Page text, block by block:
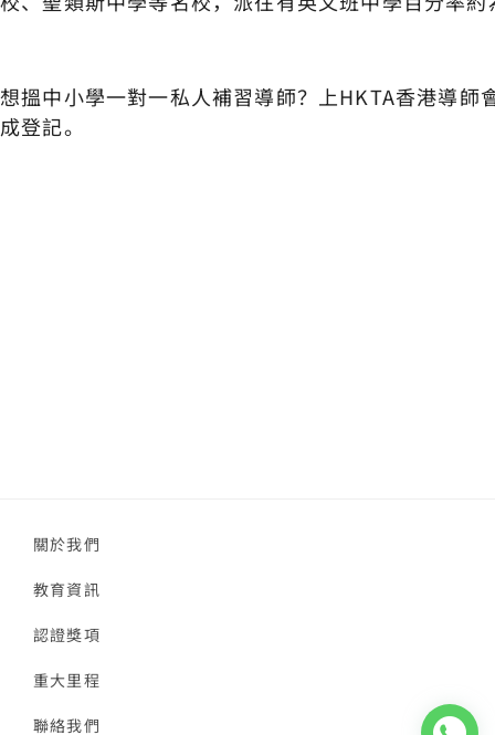
想搵中小學一對一私人補習導師？上HKTA香港導師
成登記。
關於我們
教育資訊
認證獎項
重大里程
聯絡我們